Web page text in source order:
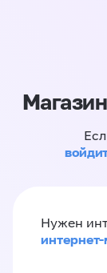
Нужен